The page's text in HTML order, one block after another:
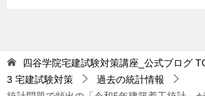
四谷学院宅建試験対策講座_公式ブログ
3 宅建試験対策
過去の統計情報